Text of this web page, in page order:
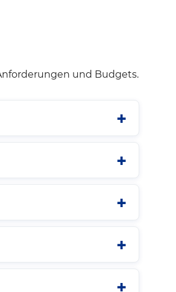
und Budgets.